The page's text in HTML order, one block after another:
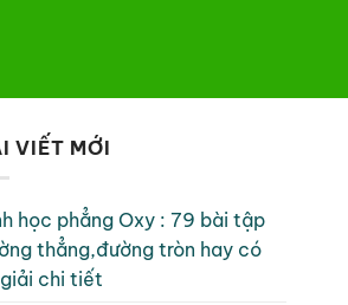
VIẾT MỚI
học phẳng Oxy : 79 bài tập
thẳng,đường tròn hay có
chi tiết